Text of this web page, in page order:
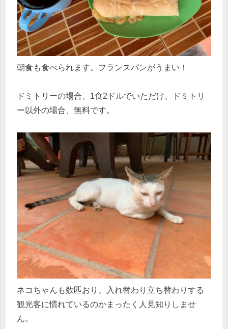
朝食も食べられます。フランスパンがうまい！
ドミトリーの場合、1食2ドルでいただけ、ドミトリ
ー以外の場合、無料です。
ネコちゃんも数匹おり、入れ替わり立ち替わりする
観光客に慣れているのかまったく人見知りしませ
ん。